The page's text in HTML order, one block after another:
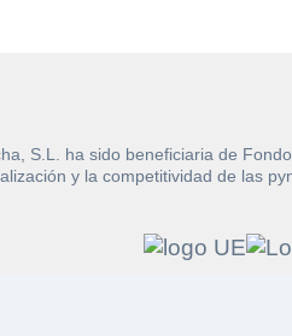
S.L. ha sido beneficiaria de
y la competitividad de las